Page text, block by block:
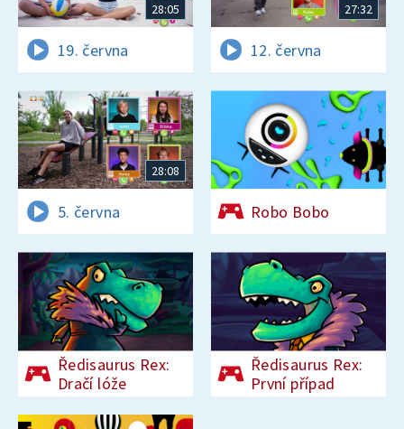
28:05
19. června
27:32
12. června
28:08
5. června Robo Bobo
Ředisaurus Rex:
Dračí lóže
Ředisaurus Rex:
První případ